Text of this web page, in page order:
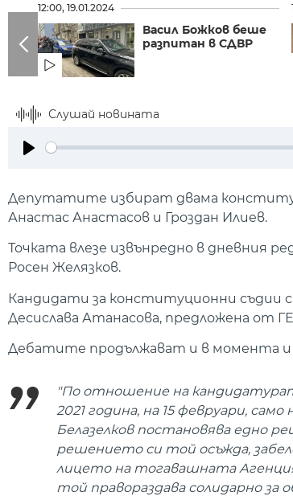
12:00, 19.01.2024
Васил Божков беше
разпитан в СДВР
Слушай новината
Депутатите избират двама
Анастас Анастасов и Гроздан Илиев.
Точката влезе извънредно в дневния
Росен Желязков.
Кандидати за конституционни съдии
Десислава Атанасова, предложена от
Дебатите продължават и в момента и
"По отношение на
2021 година, на 15 февруари,
Белазелков постановява едно
решението си той осъжда,
лицето на тогавашната
той правораздава солидарно за